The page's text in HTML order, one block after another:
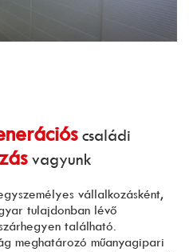
családi
vagyunk
vállalkozásként,
tulajdonban lévő
található.
meghatározó műanyagipari